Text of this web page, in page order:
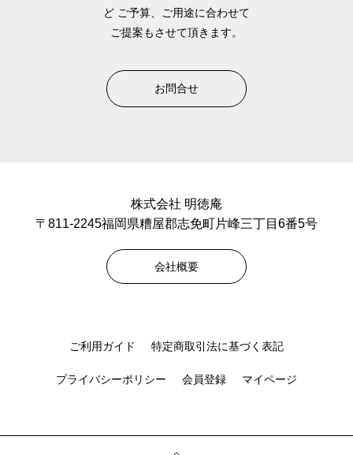
ど ご予算、ご用途に合わせて
ご提案もさせて頂きます。
お問合せ
株式会社 明徳庵
〒811-2245福岡県糟屋郡志免町片峰三丁目6番5号
会社概要
ご利用ガイド 特定商取引法に基づく表記
プライバシーポリシー 会員登録 マイページ